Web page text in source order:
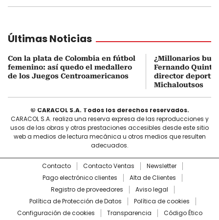
Últimas Noticias
Con la plata de Colombia en fútbol
femenino: así quedo el medallero
de los Juegos Centroamericanos
¿Millonarios
Fernando
director
Michaloutsos
© CARACOL S.A. Todos los derechos reservados.
CARACOL S.A. realiza una reserva expresa de las reproducciones y
usos de las obras y otras prestaciones accesibles desde este sitio
web a medios de lectura mecánica u otros medios que resulten
adecuados.
Contacto Contacto Ventas
Newsletter
Pago electrónico clientes
Alta de Clientes
Registro de proveedores
Aviso legal
Política de Protección de Datos
Política de cookies
Configuración de cookies
Transparencia Código Ético